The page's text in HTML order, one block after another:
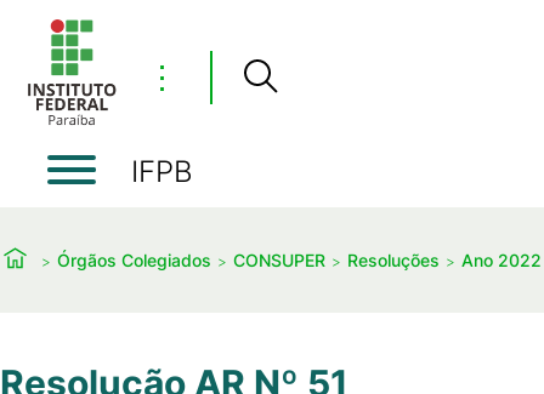
⋮
IFPB
Órgãos Colegiados CONSUPER Resoluções Ano 2022
Resolução AR Nº 51